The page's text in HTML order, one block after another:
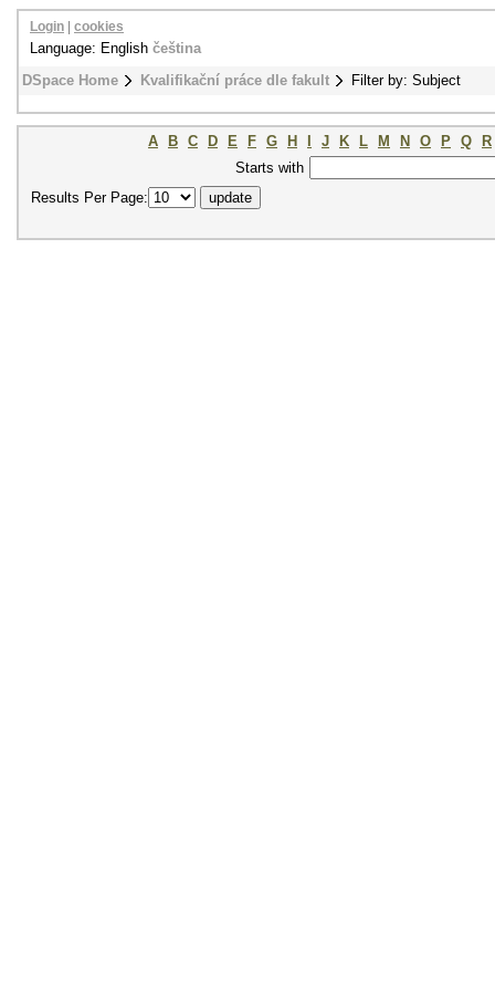
DSpace Home Kvalifikační práce dle fakult Filter by: Subject
Login cookies
Language: English čeština
A B C D E F G H J K L M N O P Q
R
Starts with
Results Per Page: